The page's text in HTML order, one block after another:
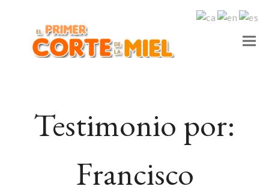
Testimonio por:
Francisco